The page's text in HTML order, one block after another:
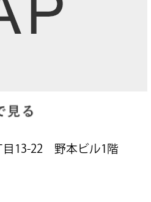
目13-22 野本ビル1階